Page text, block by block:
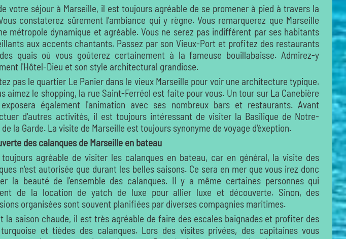
votre séjour à Marseille, il est toujours agréable de se promener à pied à travers la
constaterez sûrement l'ambiance qui y règne. Vous remarquerez que Marseille
métropole dynamique et agréable. Vous ne serez pas indifférent par ses habitants
aux accents chantants. Passez par son Vieux-Port et profitez des restaurants
quais où vous goûterez certainement à la fameuse bouillabaisse. Admirez-y
l'Hôtel-Dieu et son style architectural grandiose.
pas le quartier Le Panier dans le vieux Marseille pour voir une architecture typique.
aimez le shopping, la rue Saint-Ferréol est faite pour vous. Un tour sur La Canebière
également l'animation avec ses nombreux bars et restaurants. Avant
d'autres activités, il est toujours intéressant de visiter la Basilique de Notre-
de la Garde. La visite de Marseille est toujours synonyme de voyage d'éxeption.
des calanques de Marseille en bateau
agréable de visiter les calanques en bateau, car en général, la visite des
n'est autorisée que durant les belles saisons. Ce sera en mer que vous irez donc
la beauté de l'ensemble des calanques. Il y a même certaines personnes qui
de la location de yatch de luxe pour allier luxe et découverte. Sinon, des
organisées sont souvent planifiées par diverses compagnies maritimes.
la saison chaude, il est très agréable de faire des escales baignades et profiter des
et tièdes des calanques. Lors des visites privées, des capitaines vous